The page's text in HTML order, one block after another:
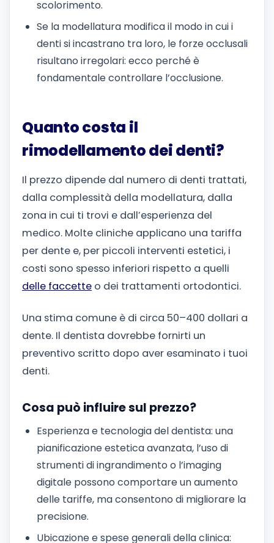
scolorimento.
Se la modellatura modifica il modo in cui i
denti si incastrano tra loro, le forze occlusali
risultano irregolari: ecco perché è
fondamentale controllare l’occlusione.
Quanto costa il
rimodellamento dei denti?
Il prezzo dipende dal numero di denti trattati,
dalla complessità della modellatura, dalla
zona in cui ti trovi e dall’esperienza del
medico. Molte cliniche applicano una tariffa
per dente e, per piccoli interventi estetici, i
costi sono spesso inferiori rispetto a quelli
delle faccette o dei trattamenti ortodontici.
Una stima comune è di circa 50–400 dollari a
dente. Il dentista dovrebbe fornirti un
preventivo scritto dopo aver esaminato i tuoi
denti.
Cosa può influire sul prezzo?
Esperienza e tecnologia del dentista: una
pianificazione estetica avanzata, l’uso di
strumenti di ingrandimento o l’imaging
digitale possono comportare un aumento
delle tariffe, ma consentono di migliorare la
precisione.
Ubicazione e spese generali della clinica: